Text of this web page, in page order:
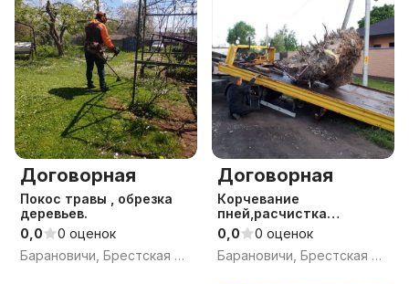
Договорная
Покос травы , обрезка
деревьев.
0,0
0 оценок
Барановичи, Брестская обл.
Договорная
Корчевание
пней,расчистка
участка,вывоз мусора,
0,0
0 оценок
Барановичи, Брестская обл.